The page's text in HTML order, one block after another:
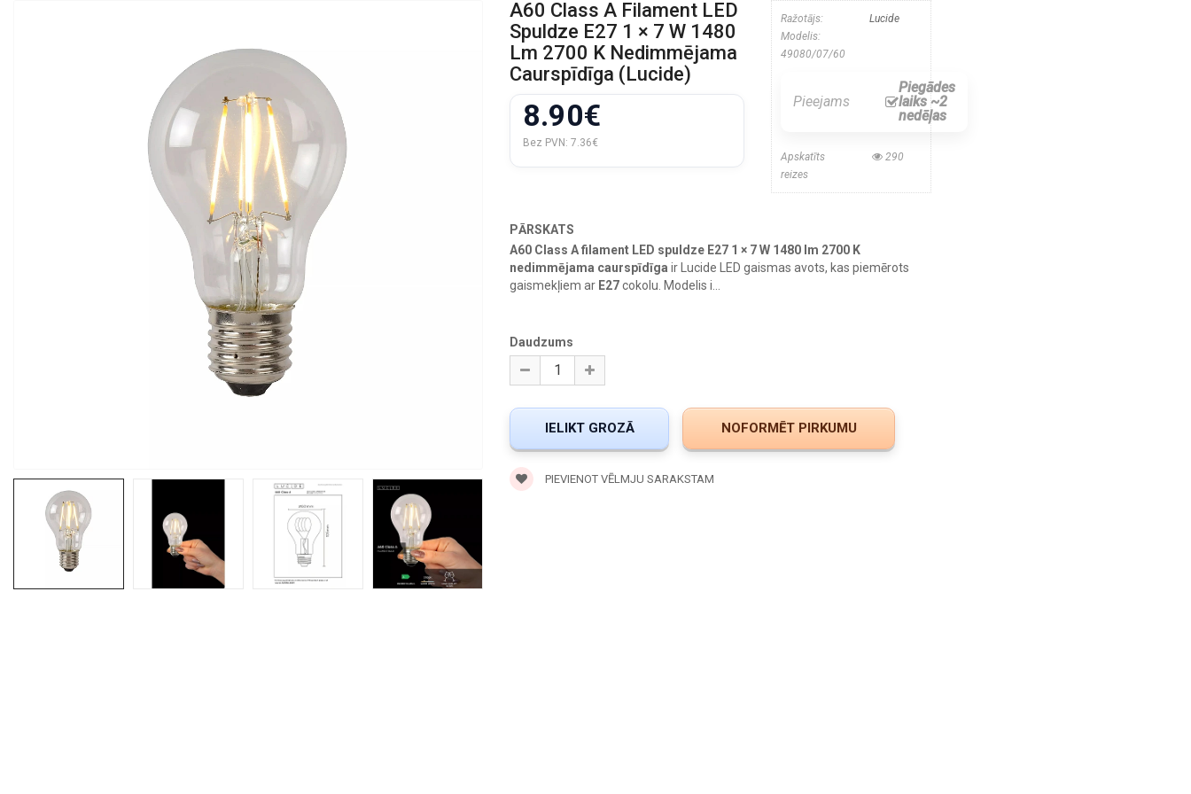
A60 Class A Filament LED
Spuldze E27 1 × 7 W 1480
Lm 2700 K Nedimmējama
Caurspīdīga (Lucide)
8.90€
Bez PVN: 7.36€
Ražotājs:
Lucide
Modelis:
49080/07/60
Pieejams
Piegādes
laiks ~2
nedēļas
Apskatīts
290
reizes
PĀRSKATS
A60 Class A filament LED spuldze E27 1 × 7 W 1480 lm 2700 K
nedimmējama caurspīdīga ir Lucide LED gaismas avots, kas piemērots
gaismekļiem ar E27cokolu. Modelis i...
Daudzums
PIEVIENOT VĒLMJU SARAKSTAM